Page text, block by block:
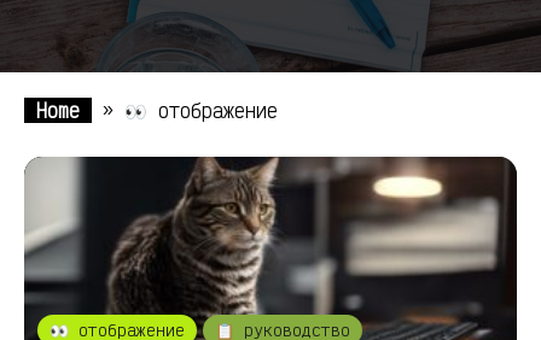
Home » 👀 отображение
👀 отображение 📋 руководство